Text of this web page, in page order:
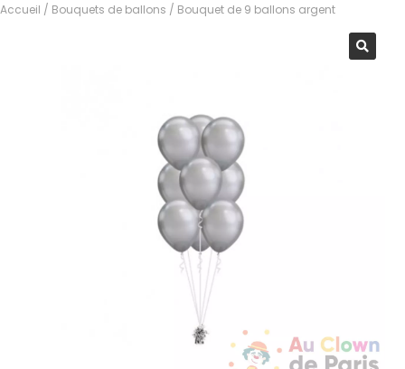
Accueil / Bouquets de ballons / Bouquet de 9 ballons argent